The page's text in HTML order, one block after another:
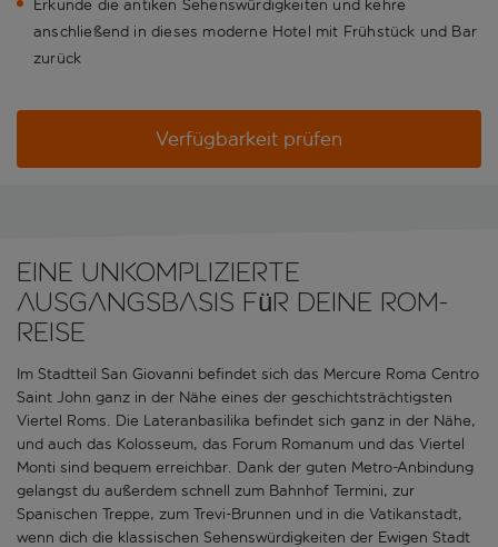
Erkunde die antiken Sehenswürdigkeiten und kehre
anschließend in dieses moderne Hotel mit Frühstück und Bar
zurück
Verfügbarkeit prüfen
Eine unkomplizierte
Ausgangsbasis für deine Rom-
Reise
Im Stadtteil San Giovanni befindet sich das Mercure Roma Centro
Saint John ganz in der Nähe eines der geschichtsträchtigsten
Viertel Roms. Die Lateranbasilika befindet sich ganz in der Nähe,
und auch das Kolosseum, das Forum Romanum und das Viertel
Monti sind bequem erreichbar. Dank der guten Metro-Anbindung
gelangst du außerdem schnell zum Bahnhof Termini, zur
Spanischen Treppe, zum Trevi-Brunnen und in die Vatikanstadt,
wenn dich die klassischen Sehenswürdigkeiten der Ewigen Stadt